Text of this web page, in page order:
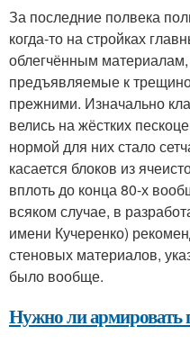
За последние полвека
когда-то на стройках
облегчённым
предъявляемые к
прежними. Изначально
велись на жёстких
нормой для них стало
касается блоков из
вплоть до конца 80-х
всяком случае, в
имени Кучеренко)
стеновых материалов,
было вообще.
Нужно ли армировать